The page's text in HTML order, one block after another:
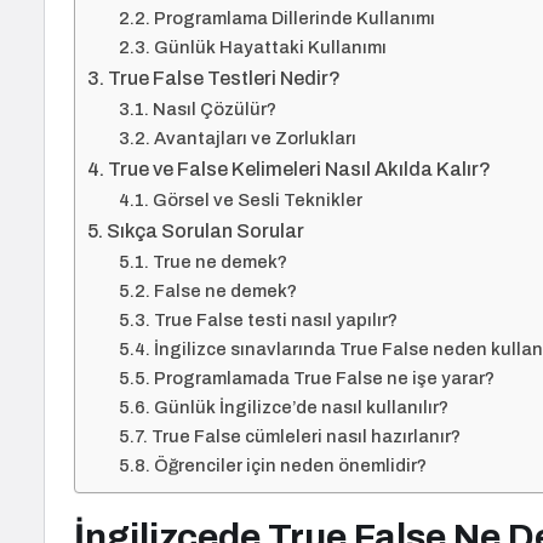
Programlama Dillerinde Kullanımı
Günlük Hayattaki Kullanımı
True False Testleri Nedir?
Nasıl Çözülür?
Avantajları ve Zorlukları
True ve False Kelimeleri Nasıl Akılda Kalır?
Görsel ve Sesli Teknikler
Sıkça Sorulan Sorular
True ne demek?
False ne demek?
True False testi nasıl yapılır?
İngilizce sınavlarında True False neden
Programlamada True False ne işe yarar?
Günlük İngilizce’de nasıl kullanılır?
True False cümleleri nasıl hazırlanır?
Öğrenciler için neden önemlidir?